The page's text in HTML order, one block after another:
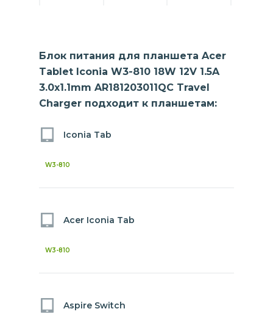
Блок питания для планшета Acer
Tablet Iconia W3-810 18W 12V 1.5A
3.0x1.1mm AR181203011QC Travel
Charger подходит к планшетам:
Iconia Tab
W3-810
Acer Iconia Tab
W3-810
Aspire Switch